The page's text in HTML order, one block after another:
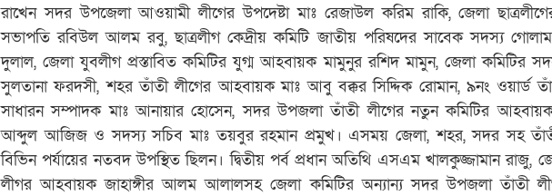
রাখেন সদর উপজেলা আওয়ামী লীগের উপদেষ্টা মাঃ রেজাউল করিম রাকি, জেলা
সভাপতি রবিউল আলম রবু, ছাত্রলীগ কেদ্রীয় কমিটি জাতীয় পরিষদের সাবেক সদস্য
দুলাল, জেলা যুবলীগ প্রস্তাবিত কমিটির যুগ্ম আহবায়ক মামুনুর রশিদ মামুন, জেলা কমিটির
সুলতানা ফরদসী, শহর তাঁতী লীগের আহবায়ক মাঃ আবু বক্কর সিদ্দিক রোমান, ৯নং ওয়ার্ড
সাধারন সম্পাদক মাঃ আনায়ার হোসেন, সদর উপজলা তাঁতী লীগের নতুন কমিটির
আব্দুল আজিজ ও সদস্য সচিব মাঃ তয়বুর রহমান প্রমুখ। এসময় জেলা, শহর, সদর সহ
বিভিন পর্যায়ের নতবদ উপস্থিত ছিলন। দ্বিতীয় পর্ব প্রধান অতিথি এসএম খালকুজ্জামান রাজু,
লীগর আহবায়ক জাহাঙ্গীর আলম আলালসহ জেলা কমিটির অন্যান্য সদর উপজলা তাঁতী